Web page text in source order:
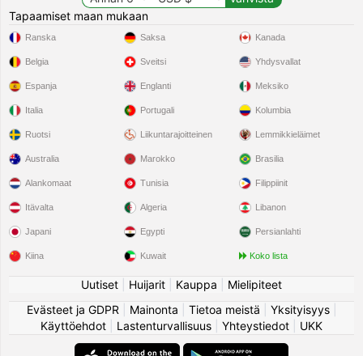
Tapaamiset maan mukaan
Ranska
Belgia
Espanja
Italia
Ruotsi
Saksa
Sveitsi
Englanti
Portugali
Liikuntarajoitteinen
Kanada
Yhdysvallat
Meksiko
Kolumbia
Lemmikkieläimet
Australia
Alankomaat
Itävalta
Japani
Kiina
Marokko
Tunisia
Algeria
Egypti
Kuwait
Brasilia
Filippiinit
Libanon
Persianlahti
Koko lista
Uutiset Huijarit Kauppa
Mielipiteet
Evästeet ja GDPR
Mainonta Tietoa meistä Yksityisyys|
Käyttöehdot
Lastenturvallisuus Yhteystiedot UKK